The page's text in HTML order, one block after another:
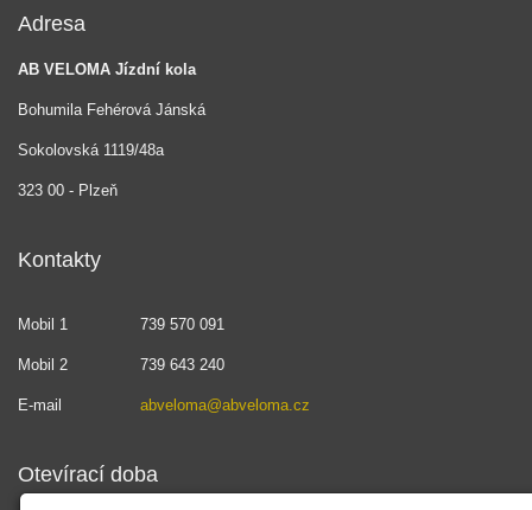
Adresa
AB VELOMA Jízdní kola
Bohumila Fehérová Jánská
Sokolovská 1119/48a
323 00 - Plzeň
Kontakty
Mobil 1 739 570 091
Mobil 2 739 643 240
E-mail abveloma@abveloma.cz
Otevírací doba